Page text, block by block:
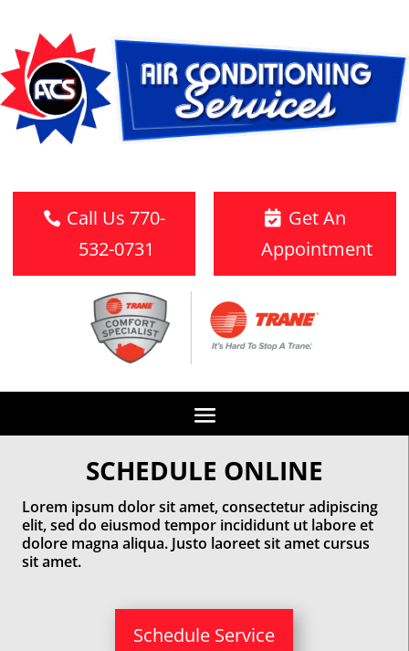
Call Us 770-
532-0731
Get An
Appointment
SCHEDULE ONLINE
Lorem ipsum dolor sit amet, consectetur adipiscing
elit, sed do eiusmod tempor incididunt ut labore et
dolore magna aliqua. Justo laoreet sit amet cursus
sit amet.
Schedule Service